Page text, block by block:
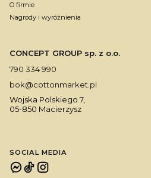
O firmie
Nagrody i wyróżnienia
CONCEPT GROUP sp. z o.o.
790 334 990
bok@cottonmarket.pl
Wojska Polskiego 7,
05-850 Macierzysz
SOCIAL MEDIA